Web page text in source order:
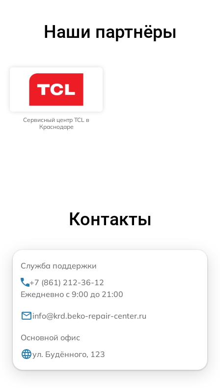
Наши партнёры
Сервисный центр TCL в
Краснодаре
Контакты
Служба поддержки
+7 (861) 212-36-12
Ежедневно с 9:00 до 21:00
info@krd.beko-repair-center.ru
Основной офис
ул. Будённого, 123